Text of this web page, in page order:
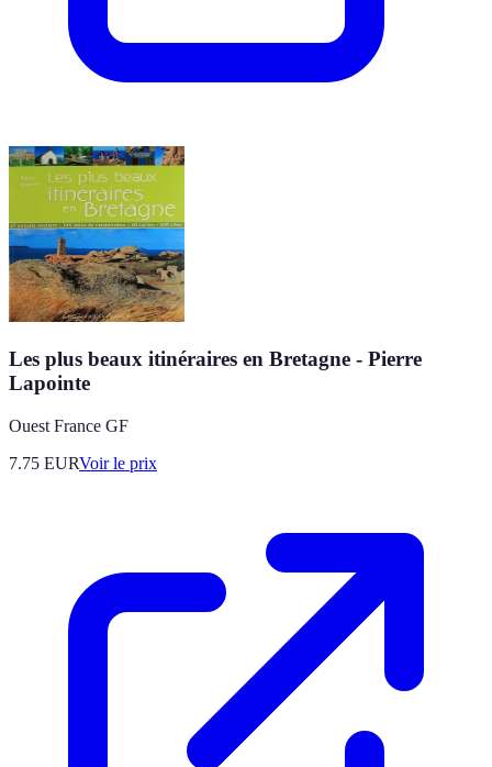
Les plus beaux itinéraires en Bretagne - Pierre
Lapointe
Ouest France GF
7.75 EURVoir le prix